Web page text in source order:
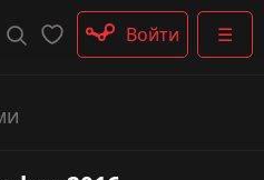
☰
Войти